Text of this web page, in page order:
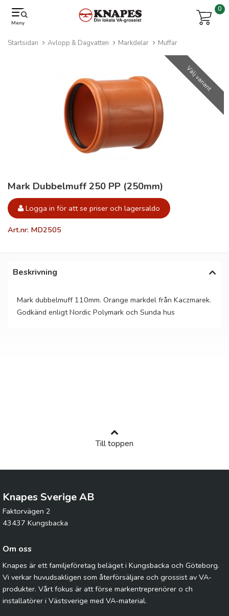
Meny
0
Startsidan Avlopp & Dagvatten Markdelar Muffar
Välj variant
Mark Dubbelmuff 250 PP (250mm)
Logga in för att se priser och lagersaldo
Art.nr: MD2505
Beskrivning
Mark dubbelmuff 110mm. Orange markdel från Kaczmarek.
Godkänd enligt Nordic Polymark och Sunda hus
Till toppen
Knapes Sverige AB
Faktorvägen 2
43437 Kungsbacka
Om oss
Knapes är ett familjeföretag beläget i Kungsbacka och Göteborg.
Vi verkar huvudsakligen som återförsäljare och grossist av VA-
produkter. Vårt fokus är att förse markentreprenörer o ch
installatörer i Västsverige med VA-material.